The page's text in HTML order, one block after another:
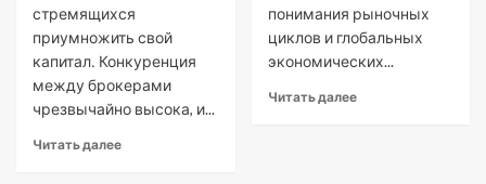
стремящихся
приумножить свой
капитал․ Конкуренция
между брокерами
чрезвычайно высока, и...
Читать далее
понимания рыночных
циклов и глобальных
экономических...
Читать далее